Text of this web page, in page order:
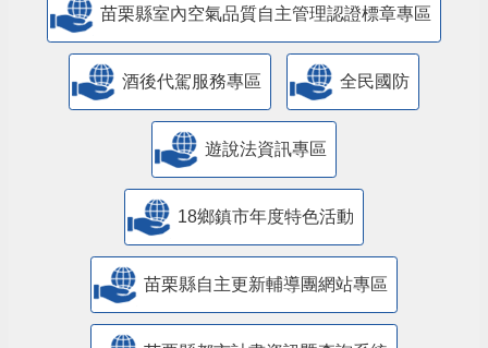
苗栗縣室內空氣品質自主管理認證標章專區
酒後代駕服務專區 全民國防
遊說法資訊專區
18鄉鎮市年度特色活動
苗栗縣自主更新輔導團網站專區